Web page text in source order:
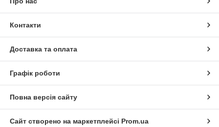
Контакти
Доставка та оплата
Графік роботи
Повна версія сайту
Сайт створено на маркетплейсі Prom.ua